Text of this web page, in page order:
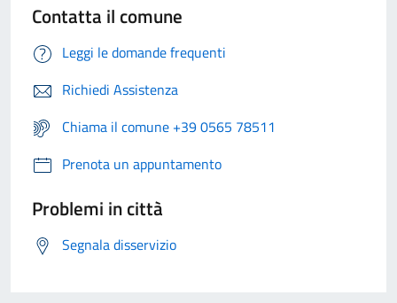
Contatta il comune
Leggi le domande frequenti
Richiedi Assistenza
Chiama il comune +39 0565 78511
Prenota un appuntamento
Problemi in città
Segnala disservizio